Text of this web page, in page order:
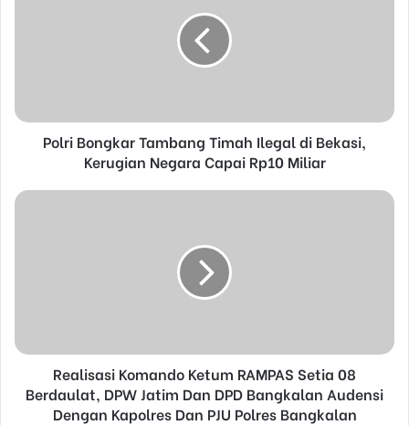
d
s
Polri Bongkar Tambang Timah Ilegal di Bekasi,
Kerugian Negara Capai Rp10 Miliar
Realisasi Komando Ketum RAMPAS Setia 08
Berdaulat, DPW Jatim Dan DPD Bangkalan Audensi
Dengan Kapolres Dan PJU Polres Bangkalan